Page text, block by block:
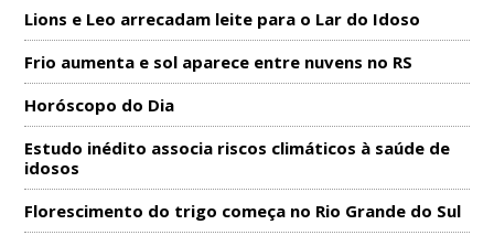
Lions e Leo arrecadam leite para o Lar do Idoso
Frio aumenta e sol aparece entre nuvens no RS
Horóscopo do Dia
Estudo inédito associa riscos climáticos à saúde de
idosos
Florescimento do trigo começa no Rio Grande do Sul